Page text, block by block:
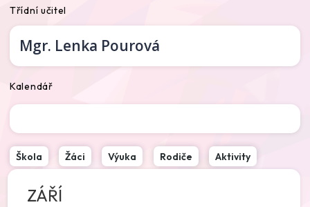
Třídní učitel
Mgr. Lenka Pourová
Kalendář
Škola Žáci Výuka Rodiče Aktivity
ZÁŘÍ